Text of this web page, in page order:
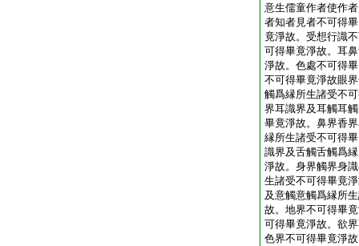
意生儒童作者使作
者知者見者不可得
竟淨故。受想行識
可得畢竟淨故。耳
淨故。色處不可得
不可得畢竟淨故眼
觸爲縁所生諸受不
界耳識界及耳觸耳
畢竟淨故。鼻界香
縁所生諸受不可得
識界及舌觸舌觸爲
淨故。身界觸界身
生諸受不可得畢竟
及意觸意觸爲縁所
故。地界不可得畢
可得畢竟淨故。欲
色界不可得畢竟淨